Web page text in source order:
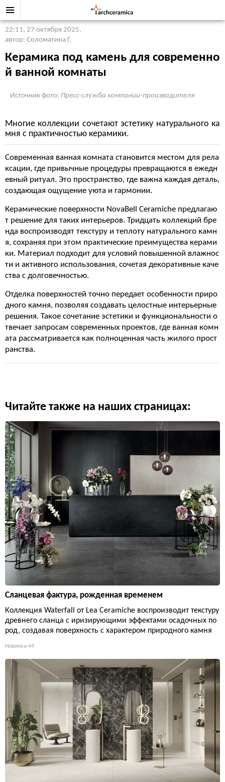
22:11, 27 октября 2025,
автор: Соломатина Г.
Керамика под камень для современно
й ванной комнаты
Источник фото: Пресс-служба компании-производителя
Многие коллекции сочетают эстетику натурального ка
мня с практичностью керамики.
Современная ванная комната становится местом для рела
ксации, где привычные процедуры превращаются в ежедн
евный ритуал. Это пространство, где важна каждая деталь,
создающая ощущение уюта и гармонии.
Керамические поверхности NovaBell Ceramiche предлагаю
т решение для таких интерьеров. Тридцать коллекций бре
нда воспроизводят текстуру и теплоту натурального камн
я, сохраняя при этом практические преимущества керами
ки. Материал подходит для условий повышенной влажнос
ти и активного использования, сочетая декоративные каче
ства с долговечностью.
Отделка поверхностей точно передает особенности приро
дного камня, позволяя создавать целостные интерьерные
решения. Такое сочетание эстетики и функциональности о
твечает запросам современных проектов, где ванная комн
ата рассматривается как полноценная часть жилого прост
ранства.
Читайте также на наших страницах:
Сланцевая фактура, рожденная временем
Коллекция Waterfall от Lea Ceramiche воспроизводит текстуру
древнего сланца с иризирующими эффектами осадочных по
род, создавая поверхность с характером природного камня
Новинки 44